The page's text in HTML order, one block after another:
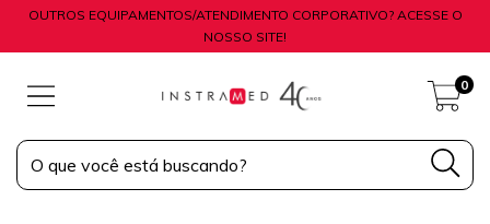
OUTROS EQUIPAMENTOS/ATENDIMENTO CORPORATIVO? ACESSE O
NOSSO SITE!
0